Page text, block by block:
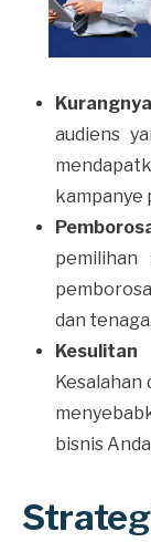
audiens
kampanye
dan tenaga.
Kesalahan
bisnis